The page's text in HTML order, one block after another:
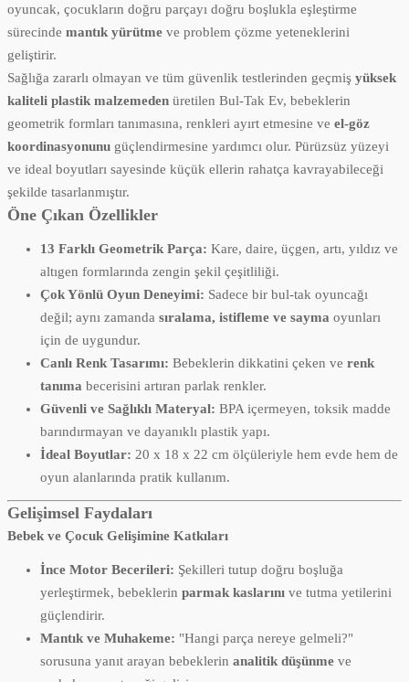
oyuncak, çocukların doğru parçayı doğru boşlukla eşleştirme
sürecindemantık yürütme ve problem çözme yeteneklerini
geliştirir.
Sağlığa zararlı olmayan ve tüm güvenlik testlerinden geçmişyüksek
kaliteli plastik malzemeden üretilen Bul-Tak Ev, bebeklerin
geometrik formları tanımasına, renkleri ayırt etmesine veel-göz
koordinasyonunu güçlendirmesine yardımcı olur. Pürüzsüz yüzeyi
ve ideal boyutları sayesinde küçük ellerin rahatça kavrayabileceği
şekilde tasarlanmıştır.
Öne Çıkan Özellikler
13 Farklı Geometrik Parça: Kare, daire, üçgen, artı, yıldız ve
altıgen formlarında zengin şekil çeşitliliği.
Çok Yönlü Oyun Deneyimi: Sadece bir bul-tak oyuncağı
değil; aynı zamandasıralama, istifleme ve sayma oyunları
için de uygundur.
Canlı Renk Tasarımı: Bebeklerin dikkatini çeken verenk
tanıma becerisini artıran parlak renkler.
Güvenli ve Sağlıklı Materyal: BPA içermeyen, toksik madde
barındırmayan ve dayanıklı plastik yapı.
İdeal Boyutlar: 20 x 18 x 22 cm ölçüleriyle hem evde hem de
oyun alanlarında pratik kullanım.
Gelişimsel Faydaları
Bebek ve Çocuk Gelişimine Katkıları
İnce Motor Becerileri: Şekilleri tutup doğru boşluğa
yerleştirmek, bebeklerinparmak kaslarını ve tutma yetilerini
güçlendirir.
Mantık ve Muhakeme: "Hangi parça nereye gelmeli?"
sorusuna yanıt arayan bebeklerinanalitik düşünme ve